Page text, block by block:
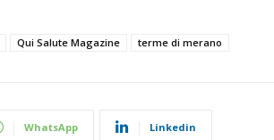
Qui Salute Magazine terme di merano
WhatsApp Linkedin